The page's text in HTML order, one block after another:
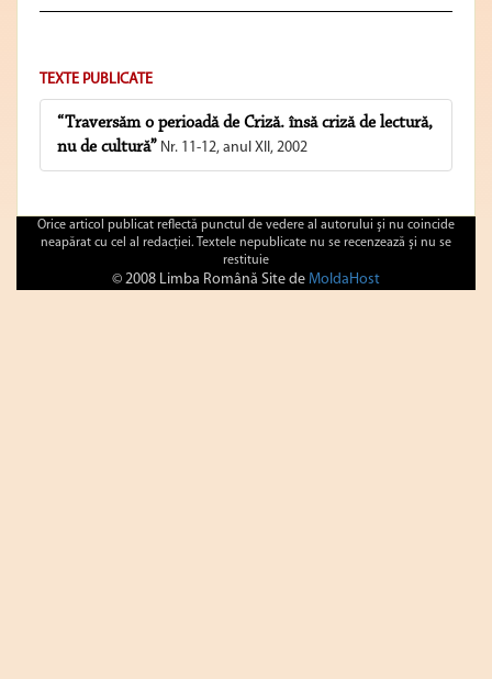
TEXTE PUBLICATE
“Traversăm o perioadă de Criză. însă criză de lectură,
nu de cultură” Nr. 11-12, anul XII, 2002
Orice articol publicat reflectă punctul de vedere al autorului şi nu coincide
neapărat cu cel al redacţiei. Textele nepublicate nu se recenzează şi nu se
restituie
© 2008 Limba Română Site de MoldaHost